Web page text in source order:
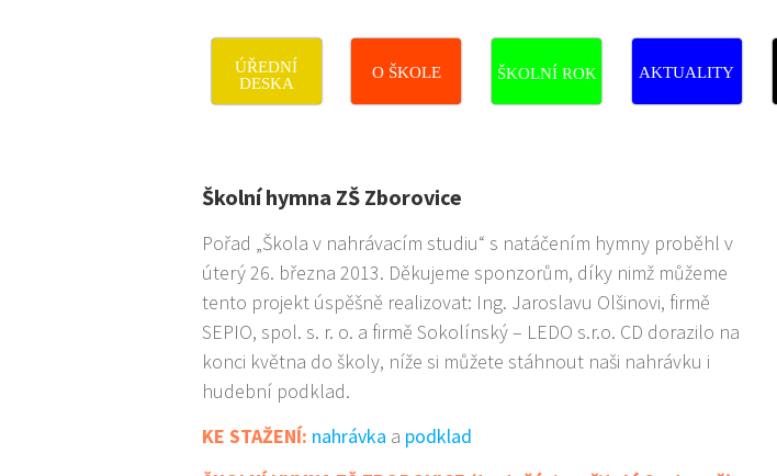
ÚŘEDNÍ
DESKA
O ŠKOLE ŠKOLNÍ ROK AKTUALITY
Školní hymna ZŠ Zborovice
Pořad „Škola v nahrávacím studiu“ s natáčením hymny proběhl v
úterý 26. března 2013. Děkujeme sponzorům, díky nimž můžeme
tento projekt úspěšně realizovat: Ing. Jaroslavu Olšinovi, firmě
SEPIO, spol. s. r. o. a firmě Sokolínský – LEDO s.r.o. CD dorazilo na
konci května do školy, níže si můžete stáhnout naši nahrávku i
hudební podklad.
KE STAŽENÍ: nahrávka a podklad